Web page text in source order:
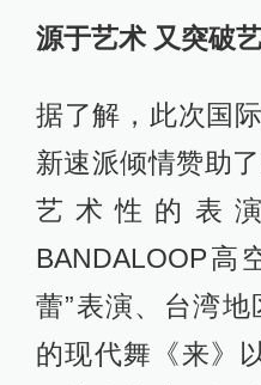
源于艺术 又突破
据了解，此次国
新速派倾情赞助
艺术性的表
BANDALOOP高
蕾”表演、台湾
的现代舞《来》